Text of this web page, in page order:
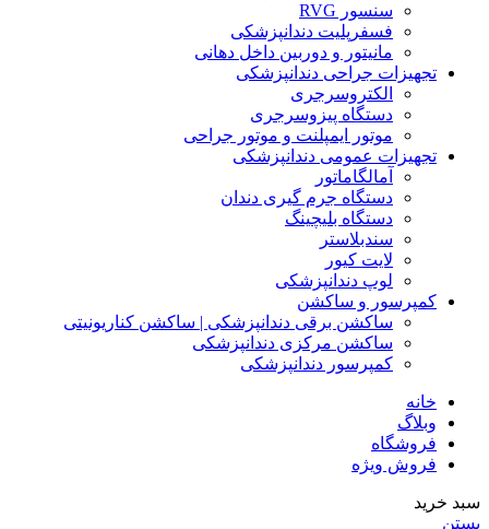
سنسور RVG
فسفرپلیت دندانپزشکی
مانیتور و دوربین داخل دهانی
تجهیزات جراحی دندانپزشکی
الکتروسرجری
دستگاه پیزوسرجری
موتور ایمپلنت و موتور جراحی
تجهیزات عمومی دندانپزشکی
آمالگاماتور
دستگاه جرم گیری دندان
دستگاه بلیچینگ
سندبلاستر
لایت کیور
لوپ دندانپزشکی
کمپرسور و ساکشن
ساکشن برقی دندانپزشکی | ساکشن کناریونیتی
ساکشن مرکزی دندانپزشکی
کمپرسور دندانپزشکی
خانه
وبلاگ
فروشگاه
فروش ویژه
سبد خرید
بستن